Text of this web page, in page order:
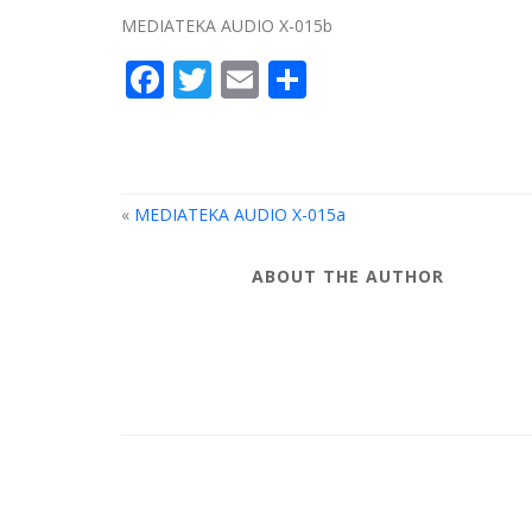
MEDIATEKA AUDIO X-015b
Facebook
Twitter
Email
« MEDIATEKA AUDIO X-015a
ABOUT THE AUTHOR